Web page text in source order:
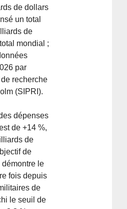
de dollars
un total
de
mondial ;
par
de recherche
(SIPRI).
dépenses
de +14 %,
de
de
démontre le
fois depuis
de
le seuil de